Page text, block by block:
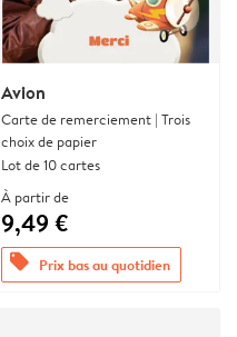
Avion
Carte de remerciement | Trois
choix de papier
Lot de 10 cartes
À partir de
9,49 €
offers Prix bas au quotidien